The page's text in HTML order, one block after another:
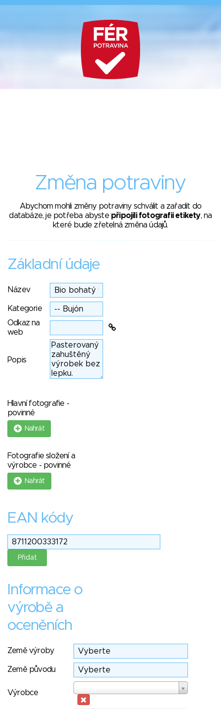
Změna potraviny
Abychom mohli změny potraviny schválit a zařadit do
databáze, je potřeba abyste připojili fotografii etikety, na
které bude zřetelná změna údajů.
Základní údaje
Název
Kategorie
Odkaz na
web
Popis
Hlavní fotografie -
povinné
Nahrát
Fotografie složení a
výrobce - povinné
Nahrát
EAN kódy
Informace o
výrobě a
oceněních
Země výroby
Země původu
Výrobce